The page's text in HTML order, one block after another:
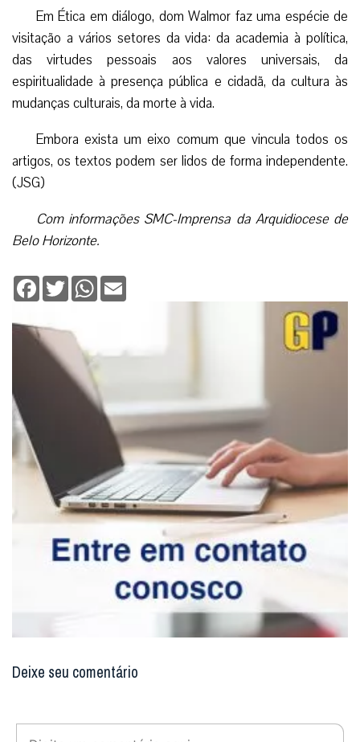
Em Ética em diálogo, dom Walmor faz uma espécie de
visitação a vários setores da vida: da academia à política,
das virtudes pessoais aos valores universais, da
espiritualidade à presença pública e cidadã, da cultura às
mudanças culturais, da morte à vida.
Embora exista um eixo comum que vincula todos os
artigos, os textos podem ser lidos de forma independente.
(JSG)
Com informações SMC-Imprensa da Arquidiocese de
Belo Horizonte.
Facebook
TwitterWhatsApp
Deixe seu comentário